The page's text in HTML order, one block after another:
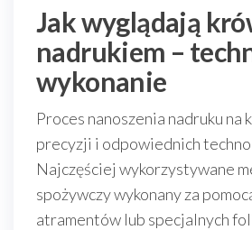
Jak wyglądają
nadrukiem –
wykonanie
Proces nanoszenia nadruku na
precyzji i odpowiednich
Najczęściej wykorzystywane
spożywczy wykonany za
atramentów lub specjalnych